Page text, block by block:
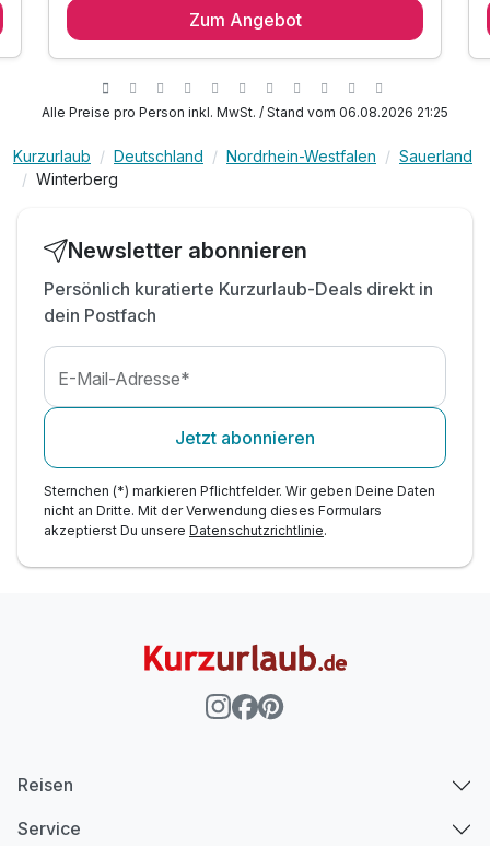
2 x reichhaltiges Frühstück vom Buffet
inkl. Nutzung des Schwimmbades*
inkl. Nutzung des Fitnessbereiches
&
inkl. Saunatuch für die Dauer Ihres Aufenthaltes
inkl. Parkplatz
inkl. WLAN
Zum Angebot
Alle Preise pro Person inkl. MwSt. / Stand vom 06.08.2026 21:25
Kurzurlaub Deutschland Nordrhein-Westfalen
Sauerland
Winterberg
Newsletter abonnieren
Persönlich kuratierte Kurzurlaub-Deals direkt in
dein Postfach
E-Mail-Adresse*
Jetzt abonnieren
Sternchen (*) markieren Pflichtfelder. Wir geben Deine Daten
nicht an Dritte. Mit der Verwendung dieses Formulars
akzeptierst Du unsere Datenschutzrichtlinie.
Reisen
Service